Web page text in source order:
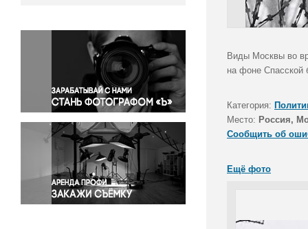
Окружающая среда
Политика
Правосудие
Происшествия и конфликты
Религия
Светская жизнь
Спорт
Экология
Экономика и бизнес
Виды Москвы во
на фоне Спасской
Категория:
Место: Россия,
Сообщить об
Ещё фото